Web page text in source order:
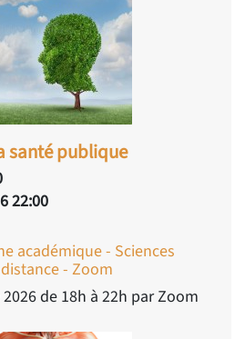
santé publique
22:00
académique - Sciences
- Zoom
de 18h à 22h par Zoom